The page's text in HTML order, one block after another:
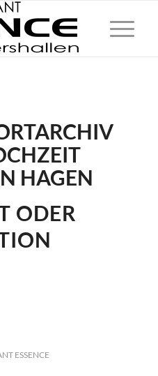
HAGEN
ODER
ESSENCE